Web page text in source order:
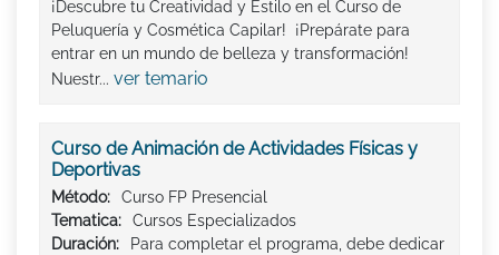
¡Descubre tu Creatividad y Estilo en el Curso de
Peluquería y Cosmética Capilar! ¡Prepárate para
entrar en un mundo de belleza y transformación!
Nuestr... ver temario
Curso de Animación de Actividades Físicas y
Deportivas
Método:
Curso FP Presencial
Tematica:
Cursos Especializados
Duración:
Para completar el programa, debe dedicar